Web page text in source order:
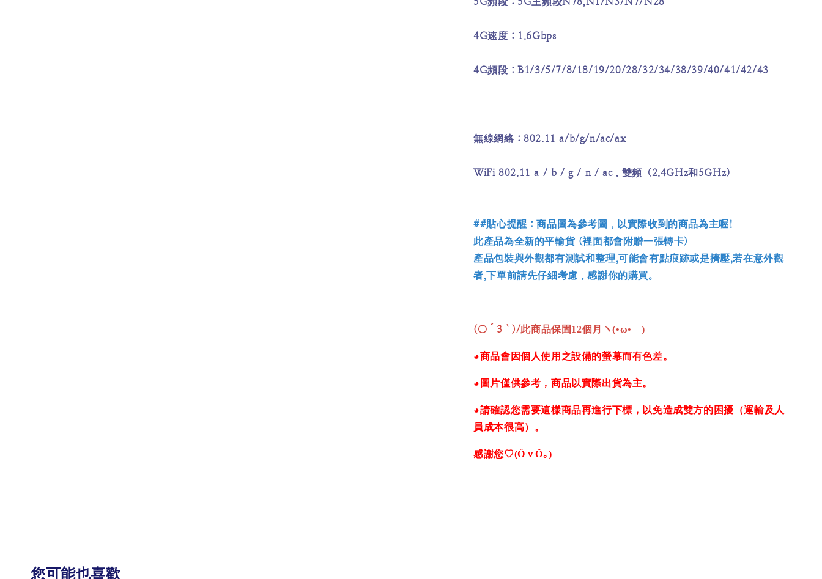
4G速度：1.6Gbps
4G頻段：B1/3/5/7/8/18/19/20/28/32/34/38/39/40/41/42/43
無線網絡：802.11 a/b/g/n/ac/ax
WiFi 802.11 a / b / g / n / ac，雙頻（2.4GHz和5GHz）
##貼心提醒：商品圖為參考圖，以實際收到的商品為主喔!
此產品為全新的平輸貨 (裡面都會附贈一張轉卡)
產品包裝與外觀都有測試和整理,可能會有點痕跡或是擠壓,若在意外觀
者,下單前請先仔細考慮，感謝你的購買。
(○´3｀)/此商品保固12個月ヽ(•ω•ゞ)
◕商品會因個人使用之設備的螢幕而有色差。
◕圖片僅供參考，商品以實際出貨為主。
◕請確認您需要這樣商品再進行下標，以免造成雙方的困擾（運輸及人
員成本很高）。
感謝您♡(ӦｖӦ｡)
您可能也喜歡